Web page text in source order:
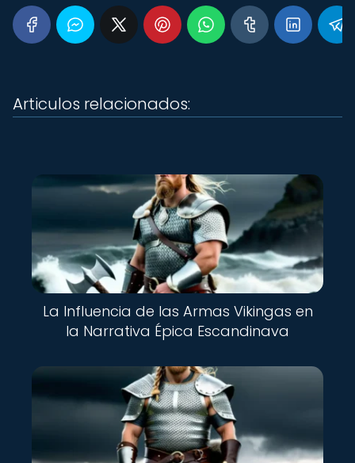
Articulos relacionados:
La Influencia de las Armas Vikingas en
la Narrativa Épica Escandinava